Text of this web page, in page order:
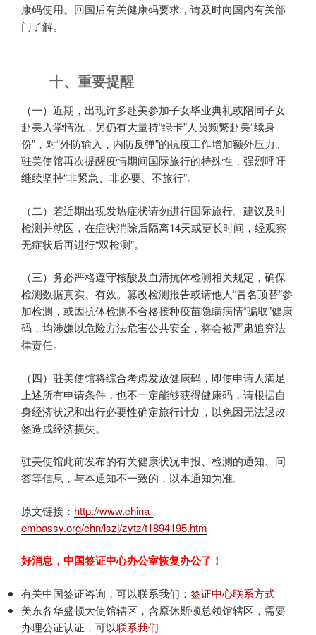
康码使用。回国后有关健康码要求，请及时向国内有关部
门了解。
十、重要提醒
（一）近期，出现许多赴美参加子女毕业典礼或陪同子女
赴美入学情况，另仍有大量持“绿卡”人员频繁赴美“续身
份”，对“外防输入，内防反弹”的抗疫工作增加额外压力。
驻美使馆再次提醒疫情期间国际旅行的特殊性，强烈呼吁
继续坚持“非紧急、非必要、不旅行”。
（二）若近期出现发热症状请勿进行国际旅行。建议及时
检测并就医，在症状消除后隔离14天或更长时间，经观察
无症状后再进行“双检测”。
（三）务必严格遵守核酸及血清抗体检测相关规定，确保
检测数据真实、有效。篡改检测报告或请他人“冒名顶替”参
加检测，或因抗体检测不合格接种疫苗隐瞒病情“骗取”健康
码，均涉嫌以危险方法危害公共安全，将会被严肃追究法
律责任。
（四）驻美使馆将综合考虑发放健康码，即使申请人满足
上述所有申请条件，也不一定能够获得健康码，请根据自
身经济状况和出行必要性确定旅行计划，以免因无法退改
签造成经济损失。
驻美使馆此前发布的有关健康状况申报、检测的通知、问
答等信息，与本通知不一致的，以本通知为准。
原文链接： http://www.china-
embassy.org/chn/lszj/zytz/t1894195.htm
好消息，中国签证中心办公室恢复办公了！
有关中国签证咨询，可以联系我们： 签证中心联系方式
美东各华盛顿大使馆辖区，含原休斯顿总领馆辖区，需要
办理公证认证，可以联系我们